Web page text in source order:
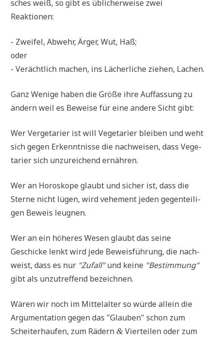
sches weiß, so gibt es übli­cher­wei­se zwei
Reaktionen:
- Zwei­fel, Abwehr, Ärger, Wut, Haß;
oder
- Ver­ächt­lich machen, ins Lächer­li­che zie­hen, Lachen.
Ganz Weni­ge haben die Grö­ße ihre Auf­fas­sung zu
ändern weil es Bewei­se für eine ande­re Sicht gibt:
Wer Ver­ge­ta­ri­er ist will Vege­ta­ri­er blei­ben und weht
sich gegen Erkennt­nis­se die nach­wei­sen, dass Vege­
ta­ri­er sich unzu­rei­chend ernähren.
Wer an Horo­sko­pe glaubt und sicher ist, dass die
Ster­ne nicht lügen, wird vehe­ment jeden gegen­tei­li­
gen Beweis leugnen.
Wer an ein höhe­res Wesen glaubt das sei­ne
Geschicke lenkt wird jede Beweis­füh­rung, die nach­
weist, dass es nur "Zufall"und kei­ne "Bestim­mung"
gibt als unzu­tref­fend bezeichnen.
Wären wir noch im Mit­tel­al­ter so wür­de allein die
Argu­men­ta­ti­on gegen das "Glau­ben" schon zum
Schei­ter­hau­fen, zum Rädern& Vier­tei­len oder zum